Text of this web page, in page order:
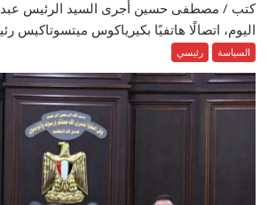
كتب / مصطفى حسين أجرى السيد الرئيس عبد
اليوم، اتصالًا هاتفيًا بكيرياكوس ميتسوتاكيس
السياسة رئيسي